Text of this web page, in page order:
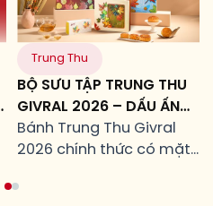
Trung Thu
BỘ SƯU TẬP TRUNG THU
GIVRAL 2026 – DẤU ẤN
CỦA NHỮNG MỐI TÂM
GIAO
Bánh Trung Thu Givral
2026 chính thức có mặt
toàn hệ thống cửa hàng